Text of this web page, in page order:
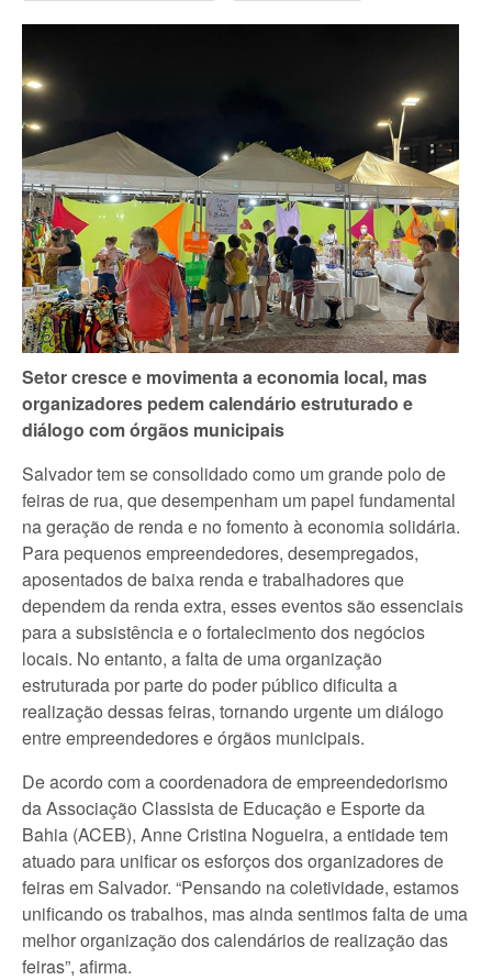
Setor cresce e movimenta a economia local, mas
organizadores pedem calendário estruturado e
diálogo com órgãos municipais
Salvador tem se consolidado como um grande polo de
feiras de rua, que desempenham um papel fundamental
na geração de renda e no fomento à economia solidária.
Para pequenos empreendedores, desempregados,
aposentados de baixa renda e trabalhadores que
dependem da renda extra, esses eventos são essenciais
para a subsistência e o fortalecimento dos negócios
locais. No entanto, a falta de uma organização
estruturada por parte do poder público dificulta a
realização dessas feiras, tornando urgente um diálogo
entre empreendedores e órgãos municipais.
De acordo com a coordenadora de empreendedorismo
da Associação Classista de Educação e Esporte da
Bahia (ACEB), Anne Cristina Nogueira, a entidade tem
atuado para unificar os esforços dos organizadores de
feiras em Salvador. “Pensando na coletividade, estamos
unificando os trabalhos, mas ainda sentimos falta de uma
melhor organização dos calendários de realização das
feiras”, afirma.